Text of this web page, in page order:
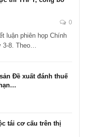
0
luận phiên họp Chính
3-8. Theo…
Đề xuất đánh thuế
tái cơ cấu trên thị